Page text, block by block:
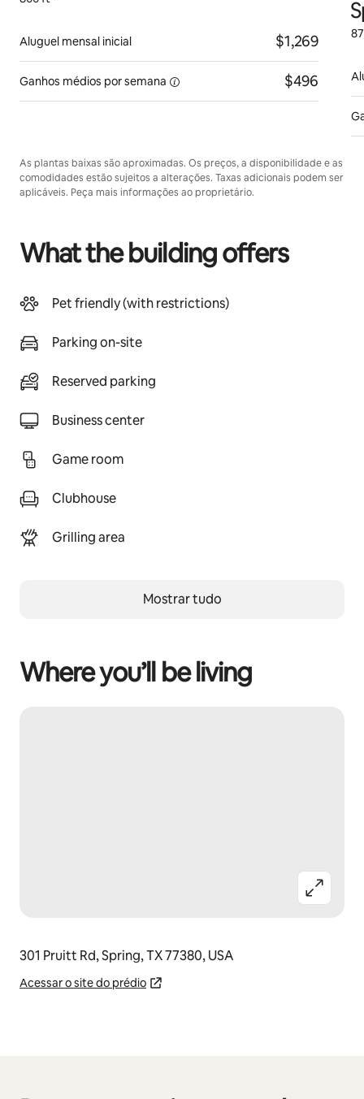
Aluguel mensal inicial $1,269
Ganhos médios por semana $496
As plantas baixas são aproximadas. Os preços, a disponibilidade e as
comodidades estão sujeitos a alterações. Taxas adicionais podem ser
aplicáveis. Peça mais informações ao proprietário.
What the building offers
Pet friendly (with restrictions)
Parking on-site
Reserved parking
Business center
Game room
Clubhouse
Grilling area
Mostrar tudo
Where you’ll be living
301 Pruitt Rd, Spring, TX 77380, USA
Acessar o site do prédio